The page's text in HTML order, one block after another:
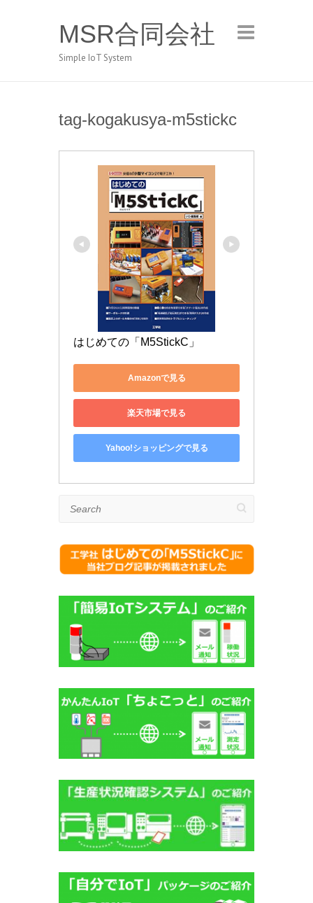
MSR合同会社
Simple IoT System
tag-kogakusya-m5stickc
はじめての「M5StickC」
Amazonで見る
楽天市場で見る
Yahoo!ショッピングで見る